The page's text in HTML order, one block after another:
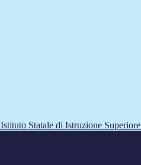
Istituto Statale di Istruzione Superiore